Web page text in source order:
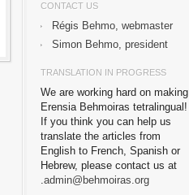
CONTACT US
Régis Behmo, webmaster
Simon Behmo, president
TRANSLATION IN PROGRESS
We are working hard on making
Erensia Behmoiras tetralingual!
If you think you can help us
translate the articles from
English to French, Spanish or
Hebrew, please contact us at
admin@behmoiras.org
.